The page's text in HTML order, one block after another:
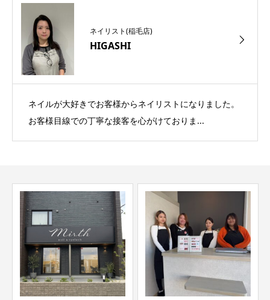
ネイリスト(稲毛店)
HIGASHI
ネイルが大好きでお客様からネイリストになりました。
お客様目線での丁寧な接客を心がけておりま...